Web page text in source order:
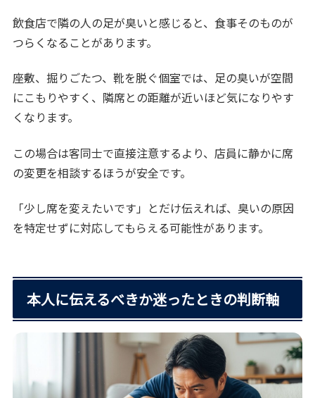
飲食店で隣の人の足が臭いと感じると、食事そのものが
つらくなることがあります。
座敷、掘りごたつ、靴を脱ぐ個室では、足の臭いが空間
にこもりやすく、隣席との距離が近いほど気になりやす
くなります。
この場合は客同士で直接注意するより、店員に静かに席
の変更を相談するほうが安全です。
「少し席を変えたいです」とだけ伝えれば、臭いの原因
を特定せずに対応してもらえる可能性があります。
本人に伝えるべきか迷ったときの判断軸